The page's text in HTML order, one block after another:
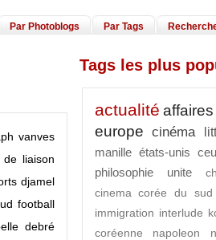
Par Photoblogs Par Tags
vanves
de liaison
djamel
football
debré
Tags les plus
actualité
europe cinéma
manille états-unis
philosophie
unite
cinema corée du sud
immigration interlude
coréenne
napoleon